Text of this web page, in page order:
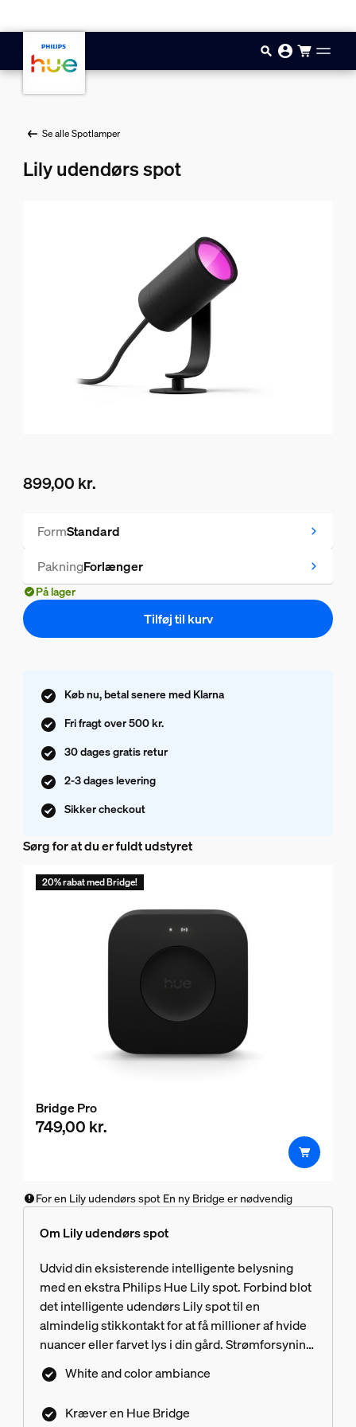
Se alle Spotlamper
Lily udendørs spot
899,00 kr.
FormStandard
PakningForlænger
På lager
Tilføj til kurv
Køb nu, betal senere med Klarna
Fri fragt over 500 kr.
30 dages gratis retur
2-3 dages levering
Sikker checkout
Sørg for at du er fuldt udstyret
20% rabat med Bridge!
Bridge Pro
749,00 kr.
For en Lily udendørs spot En ny Bridge er nødvendig
Om Lily udendørs spot
Udvid din eksisterende intelligente belysning
med en ekstra Philips Hue Lily spot. Forbind blot
det intelligente udendørs Lily spot til en
almindelig stikkontakt for at få millioner af hvide
nuancer eller farvet lys i din gård. Strømforsyning
medfølger ikke.
White and color ambiance
Kræver en Hue Bridge